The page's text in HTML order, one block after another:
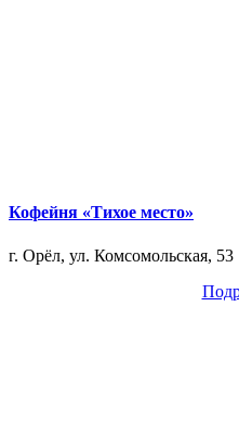
Кофейня «Тихое место»
г. Орёл, ул. Комсомольская, 53